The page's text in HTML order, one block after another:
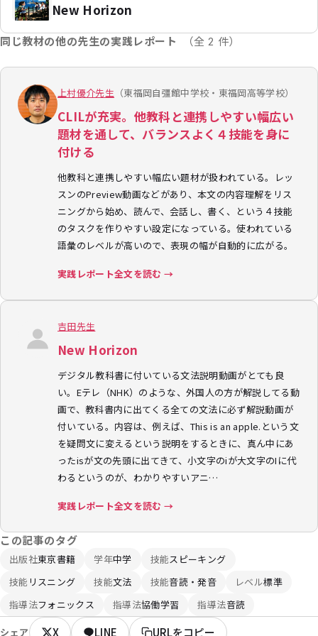
New Horizon
同じ教材の他の先生の実践レポート （全 2 件）
上村優介先生 （東福岡自彊館中学校・東福岡高等学校）
CLILが充実。他教科と連携しやすい幅広い
題材を通して、バランスよく４技能を身に
付ける
他教科と連携しやすい幅広い題材が扱われている。レッ
スンのPreview動画などがあり、本文の内容理解をリス
ニングから始め、読んで、会話し、書く、という４技能
のタスクを作りやすい設定になっている。使われている
語彙のレベルが高いので、表現の幅が自動的に広がる。
実践レポート全文を読む →
吉田先生
New Horizon
デジタル教科書に付いている文法説明動画がとても良
い。Eテレ（NHK）のような、外国人の方が解説してる動
画で、教科書内に出てくる全ての文法に必ず解説動画が
付いている。内容は、例えば、This is an apple.という文
を疑問文に変えるという説明をするときに、真ん中にあ
ったisが文の先頭に出てきて、小文字のiが大文字のIに代
わるというのが、わかりやすいアニ…
実践レポート全文を読む →
この記事のタグ
出版社東京書籍 学年中学 技能スピーキング
技能 リスニング 技能文法 技能音読・発音 レベル標準
指導法フォニックス 指導法協働学習 指導法音読
シェア X LINE URLをコピー